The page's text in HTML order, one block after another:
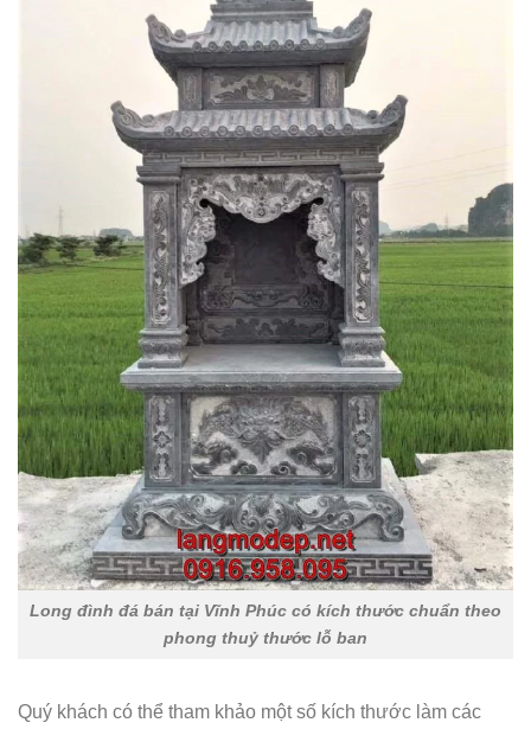
Long đình đá bán tại Vĩnh Phúc có kích thước chuẩn theo
phong thuỷ thước lỗ ban
Quý khách có thể tham khảo một số kích thước làm các